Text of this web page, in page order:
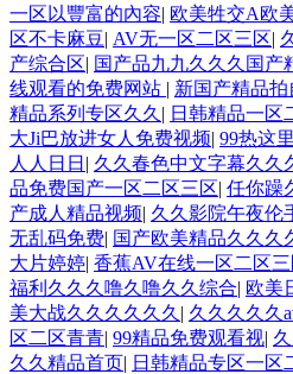
一区以豐富的內容| 欧美牲交A欧
区不卡麻豆| AV无一区二区三区|
产综合区| 国产品九九久久久国产
线观看的免费网站 | 新国产精品拍
精品系列专区久久 | 日韩精品一区
大Ji巴放进女人免费视频| 99热这
人人日日 | 久久春色中文字幕久久
品免费国产一区二区三区| 任你躁
产成人精品视频| 久久影院午夜伦
无乱码免费| 国产欧美精品久久久
大片婷婷| 香蕉AV在线一区二区三
福利久久久噜久噜久久综合| 欧美
美大战久久久久久久 | 久久久久久
区二区青青| 99精品免费观看视|
久久精品首页| 日韩精品专区一区